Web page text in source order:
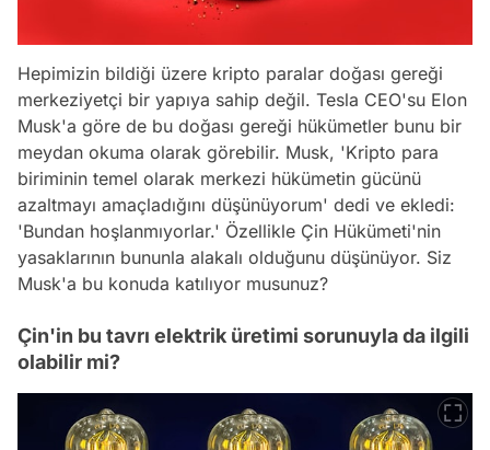
Hepimizin bildiği üzere kripto paralar doğası gereği
merkeziyetçi bir yapıya sahip değil. Tesla CEO'su Elon
Musk'a göre de bu doğası gereği hükümetler bunu bir
meydan okuma olarak görebilir. Musk, 'Kripto para
biriminin temel olarak merkezi hükümetin gücünü
azaltmayı amaçladığını düşünüyorum' dedi ve ekledi:
'Bundan hoşlanmıyorlar.' Özellikle Çin Hükümeti'nin
yasaklarının bununla alakalı olduğunu düşünüyor. Siz
Musk'a bu konuda katılıyor musunuz?
Çin'in bu tavrı elektrik üretimi sorunuyla da ilgili
olabilir mi?